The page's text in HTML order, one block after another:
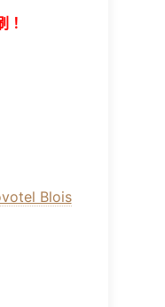
！
Blois